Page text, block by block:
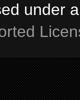
under